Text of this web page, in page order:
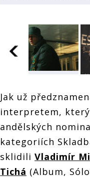
dominuje Viktor
Sheen, šanci
uspět mají i
Vladimír Mišík,
Business či
Kateřina Marie
Tichá
Jak už
interpretem,
andělských
kategoriích
sklidili Vladimír
Tichá (Album,